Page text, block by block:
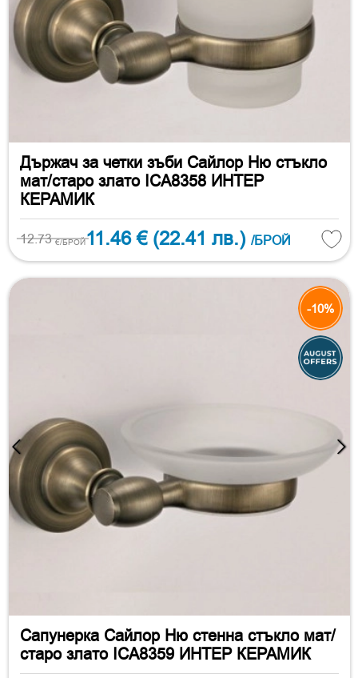
Държач за четки зъби Сайлор Ню стъкло
мат/старо злато ICA8358 ИНТЕР
КЕРАМИК
12.73€/БРОЙ11.46 € (22.41 лв.) /БРОЙ
-10%
Сапунерка Сайлор Ню стенна стъкло мат/
старо злато ICA8359 ИНТЕР КЕРАМИК